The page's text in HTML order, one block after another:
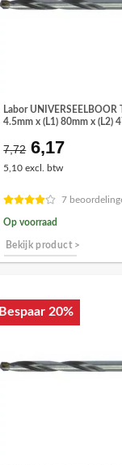
Labor UNIVERSEELBOOR
4.5mm x (L1) 80mm x (L2)
7,72
prijs
€7,72.
6,17Huidige
€6,17.
5,10 excl. btw
7
Op voorraad
Bekijk product >
Bespaar 20%